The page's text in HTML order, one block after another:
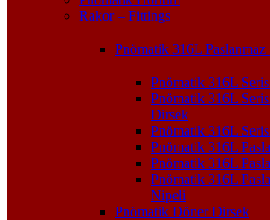
Rakor – Fittings
Pnömatik 316L Paslanmaz
Pnömatik 316L
Pnömatik 316L
Dirsek
Pnömatik 316L
Pnömatik 316L
Pnömatik 316L
Pnömatik 316L
Nipeli
Pnömatik Döner Dirsek